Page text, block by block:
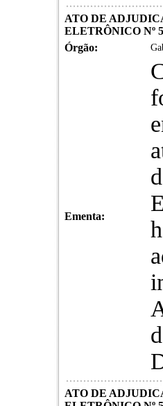
ATO DE
ELETRÔNICO Nº
Órgão:
Ementa:
ATO DE